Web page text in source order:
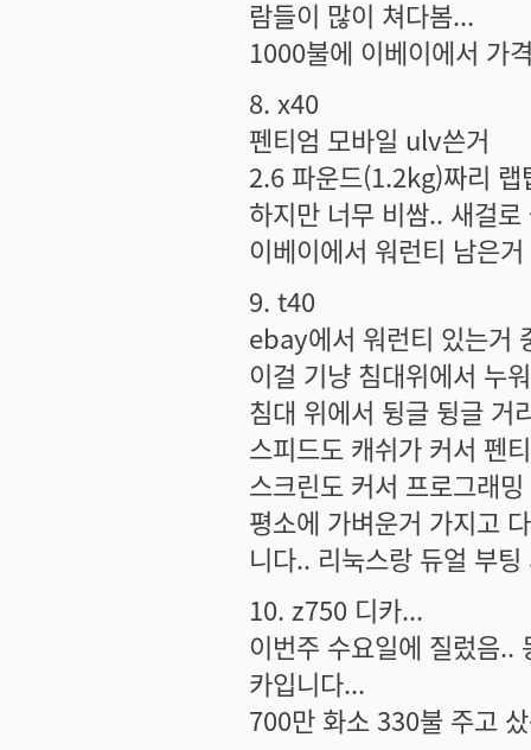
람들이 많이 쳐다봄...
1000불에 이베이에서 가
8. x40
펜티엄 모바일 ulv쓴거
2.6 파운드(1.2kg)짜리
하지만 너무 비쌈.. 새걸
이베이에서 워런티 남은
9. t40
ebay에서 워런티 있는거
이걸 기냥 침대위에서 누
침대 위에서 뒹글 뒹글 거
스피드도 캐쉬가 커서 펜
스크린도 커서 프로그래
평소에 가벼운거 가지고
니다.. 리눅스랑 듀얼 부
10. z750 디카...
이번주 수요일에 질렀음..
카입니다...
700만 화소 330불 주고